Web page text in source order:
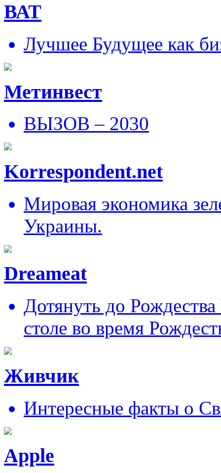
ВАТ
Лучшее Будущее как
Метинвест
ВЫЗОВ – 2030
Korrespondent.net
Мировая экономика
Украины.
Dreameat
Дотянуть до
столе во время
Живчик
Интересные факты о
Apple